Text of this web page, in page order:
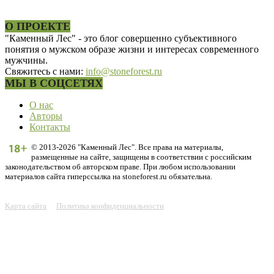
О ПРОЕКТЕ
"Каменный Лес" - это блог совершенно субъективного
понятия о мужском образе жизни и интересах современного
мужчины.
Свяжитесь с нами: info@stoneforest.ru
МЫ В СОЦСЕТЯХ
О нас
Авторы
Контакты
© 2013-2026 "Каменный Лес". Все права на материалы,
размещенные на сайте, защищены в соответствии с российским
законодательством об авторском праве. При любом использовании
материалов сайта гиперссылка на stoneforest.ru обязательна.
Карта сайта Политика конфиденциальности